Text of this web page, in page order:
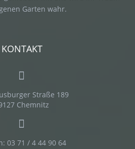
Garten wahr.
KONTAKT
Straße 189
Chemnitz
03 71 / 4 44 90 64